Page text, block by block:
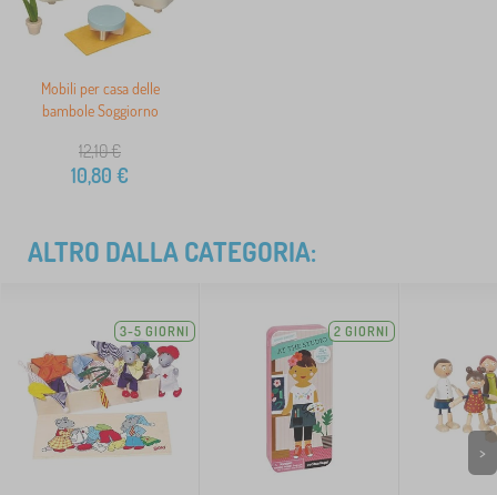
Mobili per casa delle
bambole Soggiorno
12,10€
10,80 €
ALTRO DALLA CATEGORIA:
3-5 GIORNI 2 GIORNI
>